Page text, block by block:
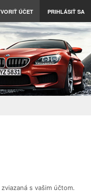
ÚČET PRIHLÁSIŤ SA
s vašim účtom.